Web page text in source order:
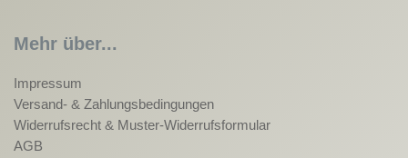
Mehr über...
Impressum
Versand- & Zahlungsbedingungen
Widerrufsrecht & Muster-Widerrufsformular
AGB